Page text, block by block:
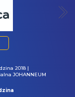
2018 |
JOHANNEUM